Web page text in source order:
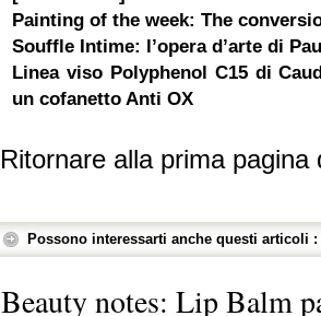
Painting of the week: The
Souffle Intime: l’opera d’arte di
Linea viso Polyphenol C15 di
un cofanetto Anti OX
Ritornare alla prima pagina
Possono interessarti anche questi articoli :
Beauty notes: Lip Balm